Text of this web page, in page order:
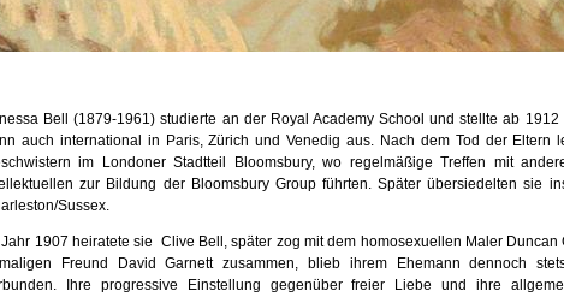
Bell (1879-1961) studierte an der Royal Academy School und stellte ab
auch international in Paris, Zürich und Venedig aus. Nach dem Tod der Eltern
im Londoner Stadtteil Bloomsbury, wo regelmäßige Treffen mit
zur Bildung der Bloomsbury Group führten. Später übersiedelten sie
Sussex.
Jahr 1907 heiratete sie Clive Bell, später zog mit dem homosexuellen Maler Duncan
Freund David Garnett zusammen, blieb ihrem Ehemann dennoch
Ihre progressive Einstellung gegenüber freier Liebe und ihre